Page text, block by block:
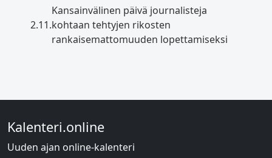
2.11.
Kansainvälinen päivä journalisteja
kohtaan tehtyjen rikosten
rankaisemattomuuden lopettamiseksi
Kalenteri.online
Uuden ajan online-kalenteri